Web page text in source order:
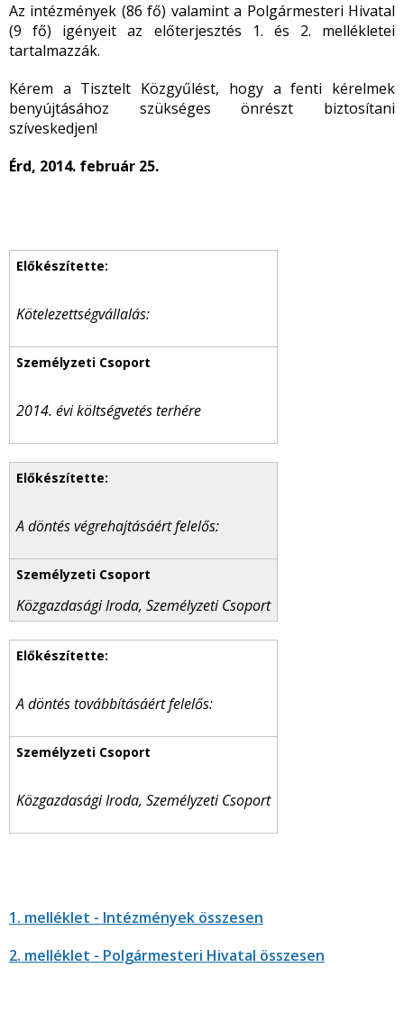
Az intézmények (86 fő) valamint a Polgármesteri Hivatal
(9 fő) igényeit az előterjesztés 1. és 2. mellékletei
tartalmazzák.
Kérem a Tisztelt Közgyűlést, hogy a fenti kérelmek
benyújtásához szükséges önrészt biztosítani
szíveskedjen!
Érd, 2014. február 25.
Kötelezettségvállalás:
2014. évi költségvetés terhére
A döntés végrehajtásáért felelős:
Közgazdasági Iroda, Személyzeti Csoport
A döntés továbbításáért felelős:
Közgazdasági Iroda, Személyzeti Csoport
1. melléklet - Intézmények összesen
2. melléklet - Polgármesteri Hivatal összesen